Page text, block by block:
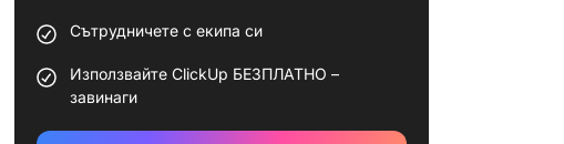
Сътрудничете с екипа си
Използвайте ClickUp БЕЗПЛАТНО –
завинаги